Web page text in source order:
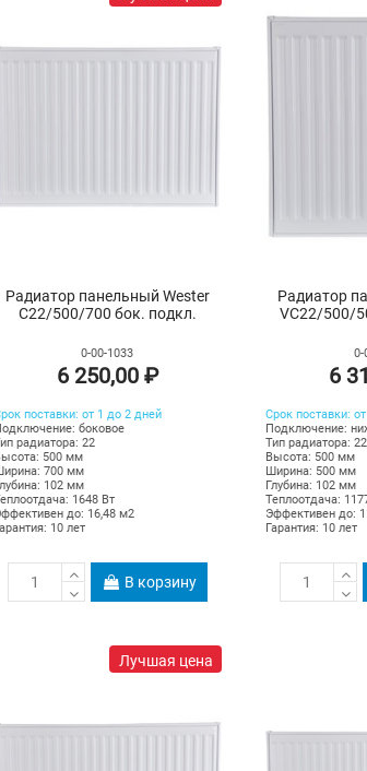
Радиатор панельный Wester
C22/500/700 бок. подкл.
0-00-1033
6 250,00 ₽
поставки: от 1 до 2 дней
боковое
радиатора: 22
500 мм
700 мм
102 мм
1648 Вт
до: 16,48 м2
10 лет
В корзину
Радиатор
VC22/500/
0-
6
Срок поставки:
Подключение:
Тип радиатора: 22
Высота: 500 мм
Ширина: 500 мм
Глубина: 102 мм
Теплоотдача:
Эффективен до:
Гарантия: 10 лет
Лучшая цена